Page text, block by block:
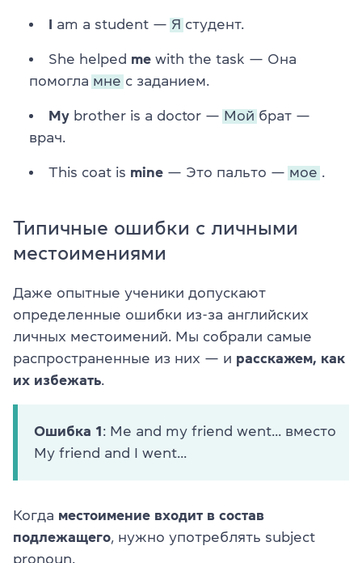
I am a student — Я студент.
She helped me with the task — Она
помогла мне с заданием.
My brother is a doctor — Мой брат —
врач.
This coat is mine — Это пальто — мое
Типичные ошибки с личными
местоимениями
Даже опытные ученики допускают
определенные ошибки из-за английских
личных местоимений. Мы собрали самые
распространенные из них — и расскажем, как
их избежать
Ошибка 1: Me and my friend went... вместо
My friend and I went...
Когда местоимение входит в состав
подлежащего , нужно употреблять subject
pronoun.